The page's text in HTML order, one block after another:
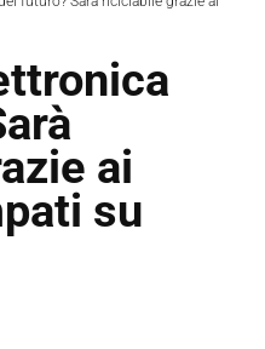
ai
su